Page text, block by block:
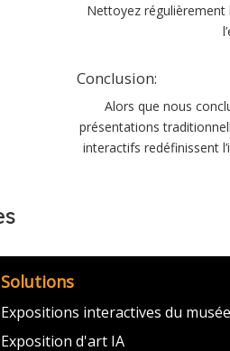
Nettoyez régulièrement
Conclusion:
Alors que nous
présentations
interactifs redéfinissent
Solutions
Expositions interactives du musée
Exposition d'art IA